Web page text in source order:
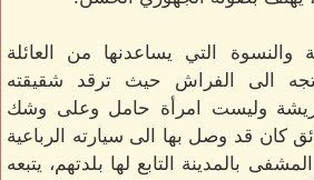
التي يساعدنها من العائلة
الى الفراش حيث ترقد شقيقته
وليست امرأة حامل وعلى وشك
كان قد وصل بها الى سيارته الرباعية
بالمدينة التابع لها بلدتهم، يتبعه